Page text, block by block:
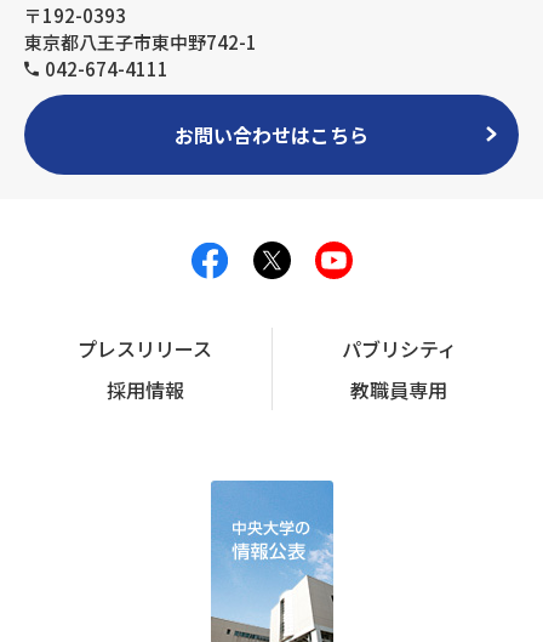
〒192-0393
東京都八王子市東中野742-1
042-674-4111
お問い合わせはこちら
プレスリリース
パブリシティ
採用情報
教職員専用